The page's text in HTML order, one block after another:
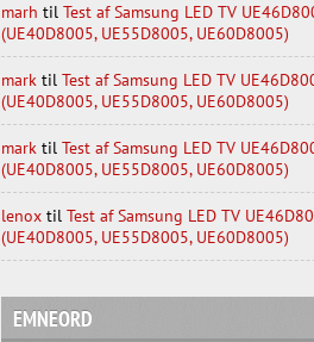
marh til Test af Samsung LED TV
(UE40D8005, UE55D8005, UE60D8005)
mark til Test af Samsung LED TV
(UE40D8005, UE55D8005, UE60D8005)
mark til Test af Samsung LED TV
(UE40D8005, UE55D8005, UE60D8005)
lenox til Test af Samsung LED TV
(UE40D8005, UE55D8005, UE60D8005)
EMNEORD